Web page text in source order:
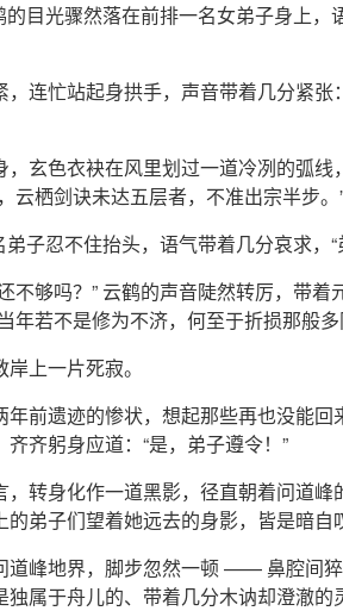
的目光骤然落在前排一名女弟子身上，
，连忙站起身拱手，声音带着几分紧
，玄色衣袂在风里划过一道冷冽的弧
云栖剑诀未达五层者，不准出宗半步。
弟子忍不住抬头，语气带着几分哀求
不够吗？” 云鹤的声音陡然转厉，带
年若不是修为不济，何至于折损那般多
上一片死寂。
年前遗迹的惨状，想起那些再也没能
齐躬身应道：“是，弟子遵令！”
，转身化作一道黑影，径直朝着问道
的弟子们望着她远去的身影，皆是暗自
道峰地界，脚步忽然一顿 —— 鼻腔间
独属于舟儿的、带着几分木讷却澄澈